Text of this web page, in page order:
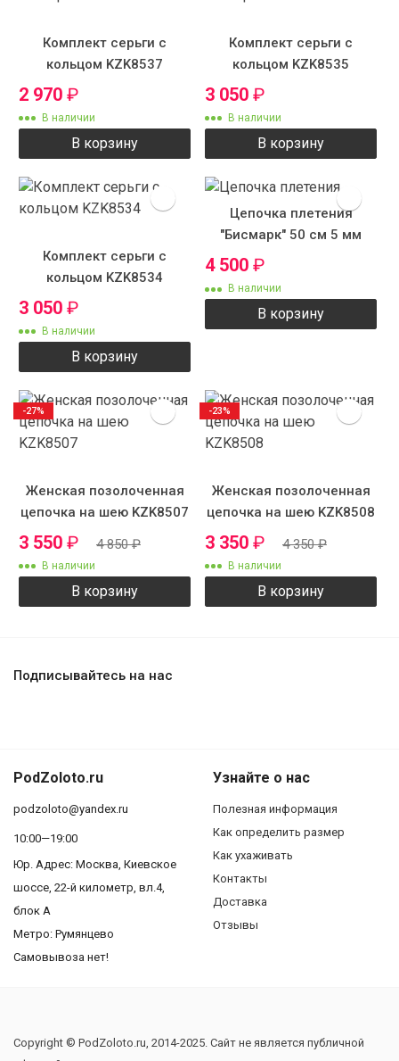
Комплект серьги с
кольцом KZK8537
2 970 ₽
В наличии
В корзину
Комплект серьги с
кольцом KZK8535
3 050 ₽
В наличии
В корзину
Комплект серьги с
кольцом KZK8534
3 050 ₽
В наличии
В корзину
Цепочка плетения
"Бисмарк" 50 см 5 мм
4 500 ₽
В наличии
В корзину
Женская позолоченная
цепочка на шею KZK8507
3 550 ₽ 4 850₽
В наличии
В корзину
-27%
Женская позолоченная
цепочка на шею KZK8508
3 350 ₽ 4 350₽
В наличии
В корзину
-23%
Подписывайтесь на нас
PodZoloto.ru
podzoloto@yandex.ru
10:00—19:00
Юр. Адреc: Москва, Киевское
шоссе, 22-й километр, вл.4,
блок А
Метро: Румянцево
Самовывоза нет!
Узнайте о нас
Полезная информация
Как определить размер
Как ухаживать
Контакты
Доставка
Отзывы
Copyright © PodZoloto.ru, 2014-2025. Сайт не является публичной